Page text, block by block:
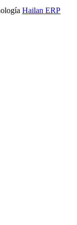
Hailan ERP